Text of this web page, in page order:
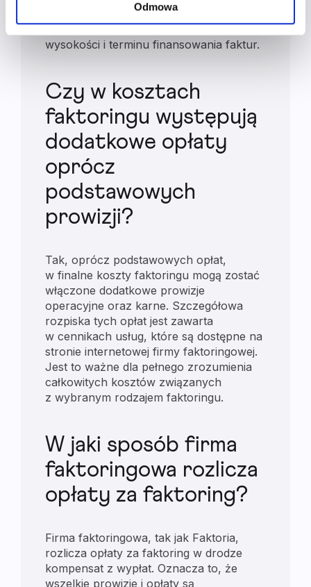
Odmowa
finansowanie faktury oraz WIBOR są
naliczane regularnie, w zależności od
wysokości i terminu finansowania faktur.
Czy w kosztach
faktoringu występują
dodatkowe opłaty
oprócz
podstawowych
prowizji?
Tak, oprócz podstawowych opłat,
w finalne koszty faktoringu mogą zostać
włączone dodatkowe prowizje
operacyjne oraz karne. Szczegółowa
rozpiska tych opłat jest zawarta
w cennikach usług, które są dostępne na
stronie internetowej firmy faktoringowej.
Jest to ważne dla pełnego zrozumienia
całkowitych kosztów związanych
z wybranym rodzajem faktoringu.
W jaki sposób firma
faktoringowa rozlicza
opłaty za faktoring?
Firma faktoringowa, tak jak Faktoria,
rozlicza opłaty za faktoring w drodze
kompensat z wypłat. Oznacza to, że
wszelkie prowizje i opłaty są